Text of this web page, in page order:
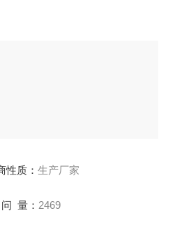
性质：生产厂家
量： 2469